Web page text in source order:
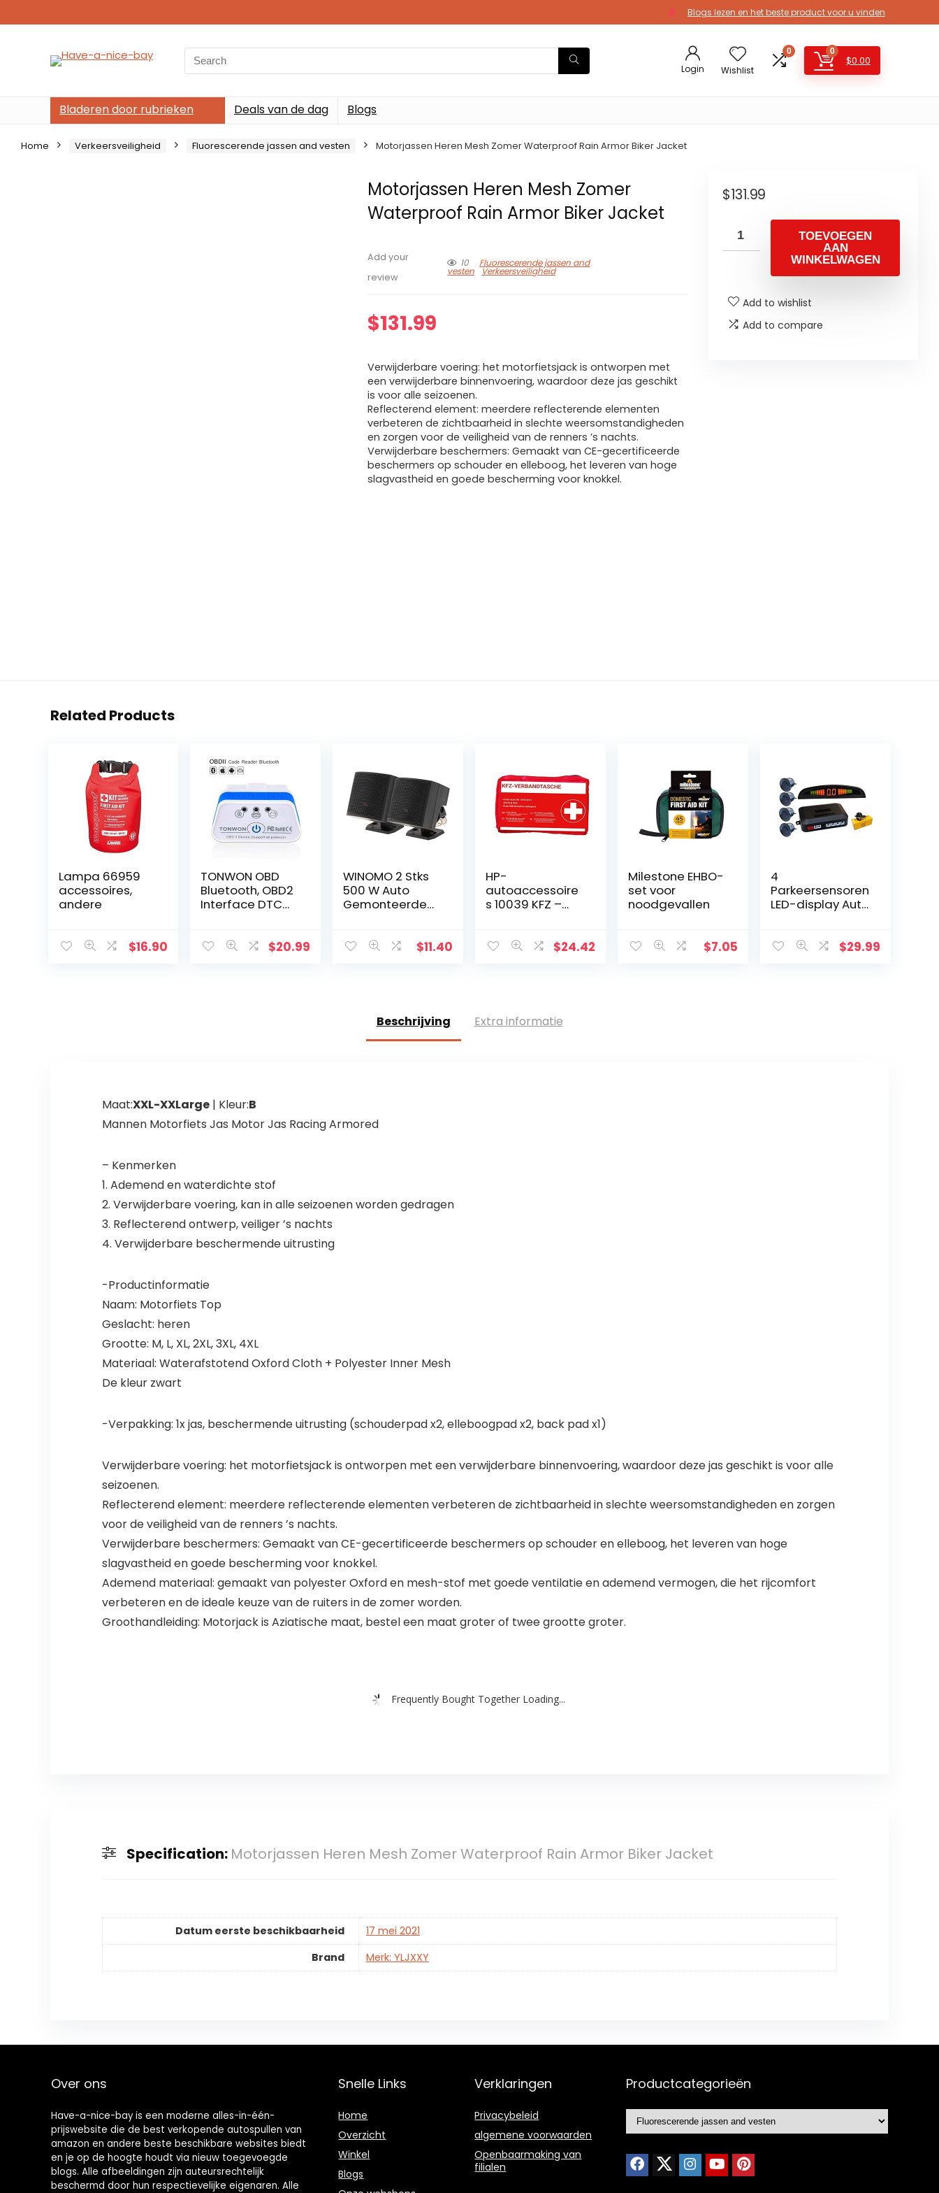
Blogs lezen en het beste product voor u vinden
Search
for:
Login Wishlist
0 0
$0.00
Bladeren door rubrieken Deals van de dag Blogs
Home Verkeersveiligheid Fluorescerende jassen and vesten Motorjassen Heren Mesh Zomer Waterproof Rain Armor Biker Jacket
Motorjassen Heren Mesh Zomer
Waterproof Rain Armor Biker Jacket
Add your
review
10 Fluorescerende jassen and
vesten Verkeersveiligheid
$131.99
Verwijderbare voering: het motorfietsjack is ontworpen met
een verwijderbare binnenvoering, waardoor deze jas geschikt
is voor alle seizoenen.
Reflecterend element: meerdere reflecterende elementen
verbeteren de zichtbaarheid in slechte weersomstandigheden
en zorgen voor de veiligheid van de renners ’s nachts.
Verwijderbare beschermers: Gemaakt van CE-gecertificeerde
beschermers op schouder en elleboog, het leveren van hoge
slagvastheid en goede bescherming voor knokkel.
$131.99
TOEVOEGEN
AAN
WINKELWAGEN
Add to wishlist
Add to compare
Related Products
Lampa 66959
accessoires,
andere
$16.90
TONWON OBD
Bluetooth, OBD2
Interface DTC
Engine Scanner
$20.99
WINOMO 2 Stks
500 W Auto
Gemonteerde
Luidspreker
$11.40
HP-
autoaccessoire
s 10039 KFZ –
houdbaarheid
$24.42
Milestone EHBO-
set voor
noodgevallen
$7.05
4
Parkeersensoren
LED-display Auto
SUV,
$29.99
Beschrijving Extra informatie
Maat:XXL-XXLarge| Kleur:B
Mannen Motorfiets Jas Motor Jas Racing Armored
– Kenmerken
1. Ademend en waterdichte stof
2. Verwijderbare voering, kan in alle seizoenen worden gedragen
3. Reflecterend ontwerp, veiliger ’s nachts
4. Verwijderbare beschermende uitrusting
-Productinformatie
Naam: Motorfiets Top
Geslacht: heren
Grootte: M, L, XL, 2XL, 3XL, 4XL
Materiaal: Waterafstotend Oxford Cloth + Polyester Inner Mesh
De kleur zwart
-Verpakking: 1x jas, beschermende uitrusting (schouderpad x2, elleboogpad x2, back pad x1)
Verwijderbare voering: het motorfietsjack is ontworpen met een verwijderbare binnenvoering, waardoor deze jas geschikt is voor alle
seizoenen.
Reflecterend element: meerdere reflecterende elementen verbeteren de zichtbaarheid in slechte weersomstandigheden en zorgen
voor de veiligheid van de renners ’s nachts.
Verwijderbare beschermers: Gemaakt van CE-gecertificeerde beschermers op schouder en elleboog, het leveren van hoge
slagvastheid en goede bescherming voor knokkel.
Ademend materiaal: gemaakt van polyester Oxford en mesh-stof met goede ventilatie en ademend vermogen, die het rijcomfort
verbeteren en de ideale keuze van de ruiters in de zomer worden.
Groothandleiding: Motorjack is Aziatische maat, bestel een maat groter of twee grootte groter.
Frequently Bought Together Loading...
Specification: Motorjassen Heren Mesh Zomer Waterproof Rain Armor Biker Jacket
Datum eerste beschikbaarheid
17 mei 2021
Brand
Merk: YLJXXY
Over ons
Have-a-nice-bay is een moderne alles-in-één-
prijswebsite die de best verkopende autospullen van
amazon en andere beste beschikbare websites biedt
en je op de hoogte houdt via nieuw toegevoegde
blogs. Alle afbeeldingen zijn auteursrechtelijk
beschermd door hun respectievelijke eigenaren. Alle
Snelle Links
Home
Overzicht
Winkel
Blogs
Verklaringen
Privacybeleid
algemene voorwaarden
Openbaarmaking van
filialen
Productcategorieën